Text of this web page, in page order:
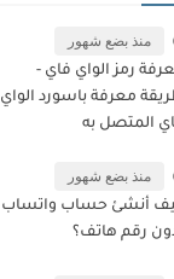
منذ بضع شهور
رمز الواي فاي -
معرفة باسورد الواي
المتصل به
منذ بضع شهور
أنشئ حساب واتساب
رقم هاتف؟